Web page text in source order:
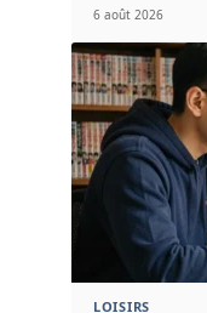
6 août 2026
LOISIRS